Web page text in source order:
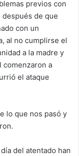
previos con
de que
con un
al no cumplirse el
a la madre y
comenzaron a
el ataque
lo que nos pasó y
del atentado han